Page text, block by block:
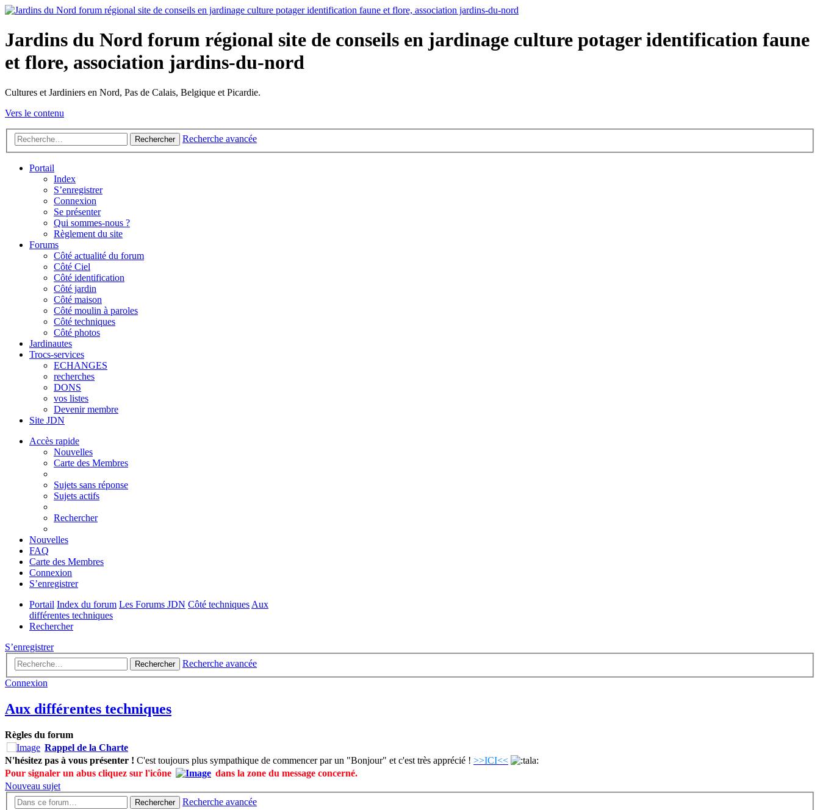
Jardins du Nord forum régional site de conseils en jardinage culture potager identification faune
et flore, association jardins-du-nord
Cultures et Jardiniers en Nord, Pas de Calais, Belgique et Picardie.
Vers le contenu
Rechercher Recherche avancée
Portail
Index
S’enregistrer
Connexion
Se présenter
Qui sommes-nous ?
Règlement du site
Forums
Côté actualité du forum
Côté Ciel
Côté identification
Côté jardin
Côté maison
Côté moulin à paroles
Côté techniques
Côté photos
Jardinautes
Trocs-services
ECHANGES
recherches
DONS
vos listes
Devenir membre
Site JDN
Accès rapide
Nouvelles
Carte des Membres
Sujets sans réponse
Sujets actifs
Rechercher
Nouvelles
FAQ
Carte des Membres
Connexion
S’enregistrer
Portail Index du forum Les Forums JDN Côté techniquesAux
différentes techniques
Rechercher
S’enregistrer
Rechercher
Recherche avancée
Connexion
Aux différentes techniques
Règles du forum
Rappel de la Charte
N'hésitez pas à vous présenter ! C'est toujours plus sympathique de commencer par un "Bonjour" et c'est très apprécié ! >>ICI<<
Pour signaler un abus cliquez sur l'icône
dans la zone du message concerné.
Nouveau sujet
Rechercher
Recherche avancée